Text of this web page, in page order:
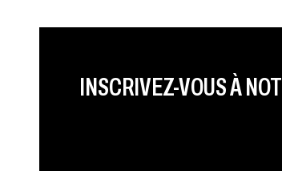
PRÉNOM
LAST NAME
INSCRIVEZ-VOUS À
LANGUE